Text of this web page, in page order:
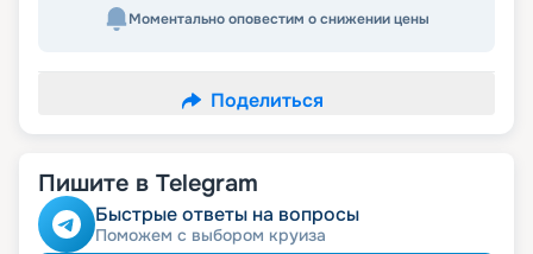
Моментально оповестим о снижении цены
Поделиться
Пишите в Telegram
Быстрые ответы на вопросы
Поможем с выбором круиза